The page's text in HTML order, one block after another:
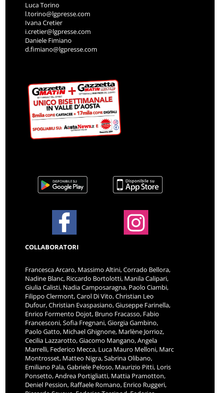
Luca Torino
l.torino@lgpresse.com
Ivana Cretier
i.cretier@lgpresse.com
Daniele Fimiano
d.fimiano@lgpresse.com
COLLABORATORI
Francesca Arcaro, Massimo Altini, Corrado Bellora,
Nadine Blanc, Riccardo Bortolotti, Manila Calipari,
Giulia Calisti, Nadia Camposaragna, Paolo Ciambi,
Filippo Clermont, Carol Di Vito, Christian Leo
Dufour, Christian Evaspasiano, Giuseppe Farinella,
Enrico Formento Dojot, Bruno Fracasso, Fabio
Francesconi, Sofia Fregnani, Giorgia Gambino,
Paolo Gatto, Michael Ghignone, Marlène Jorrioz,
Cecilia Lazzarotto, Giacomo Mangano, Angela
Marrelli, Federico Mecca, Luca Mauro Melloni, Marc
Montrosset, Matteo Nigra, Sabrina Olibano,
Emiliano Pala, Gabriele Peloso, Maurizio Pitti, Loris
Ponsetto, Andrea Portigliatti, Mattia Pramotton,
Deniel Pession, Raffaele Romano, Enrico Ruggeri,